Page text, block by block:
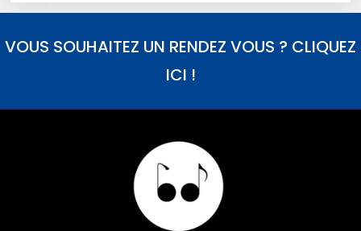
VOUS SOUHAITEZ UN RENDEZ VOUS ? CLIQUEZ
ICI !